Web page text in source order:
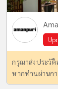
กรุณาส่งประวั
หากท่านผ่านก